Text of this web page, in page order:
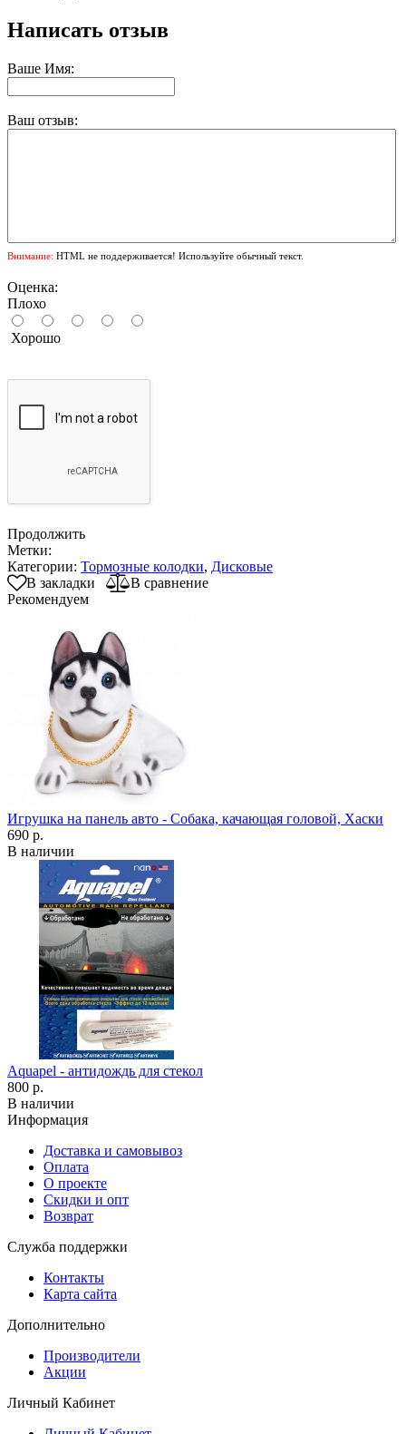
Написать отзыв
Ваше Имя:
Ваш отзыв:
Внимание: HTML не поддерживается! Используйте обычный текст.
Оценка:
Плохо
Хорошо
Продолжить
Метки:
Категории: Тормозные колодки, Дисковые
В закладки
В сравнение
Рекомендуем
Игрушка на панель авто - Собака, качающая головой, Хаски
690 р.
В наличии
Aquapel - антидождь для стекол
800 р.
В наличии
Информация
Доставка и самовывоз
Оплата
О проекте
Скидки и опт
Возврат
Служба поддержки
Контакты
Карта сайта
Дополнительно
Производители
Акции
Личный Кабинет